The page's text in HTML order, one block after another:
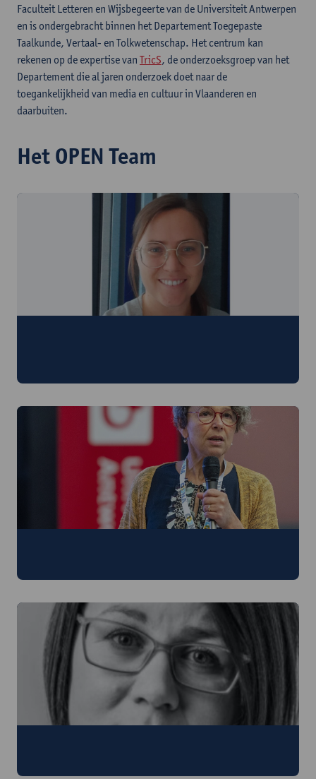
Faculteit Letteren en Wijsbegeerte van de Universiteit Antwerpen
en is ondergebracht binnen het Departement Toegepaste
Taalkunde, Vertaal- en Tolkwetenschap. Het centrum kan
rekenen op de expertise van TricS, de onderzoeksgroep van het
Departement die al jaren onderzoek doet naar de
toegankelijkheid van media en cultuur in Vlaanderen en
daarbuiten.
Het OPEN Team